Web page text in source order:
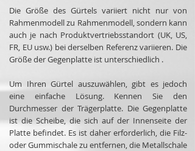
Die Größe des Gürtels variiert nicht nur von
Rahmenmodell zu Rahmenmodell, sondern kann
auch je nach Produktvertriebsstandort (UK, US,
FR, EU usw.) bei derselben Referenz variieren. Die
Größe der Gegenplatte ist unterschiedlich .
Um Ihren Gürtel auszuwählen, gibt es jedoch
eine einfache Lösung. Kennen Sie den
Durchmesser der Trägerplatte. Die Gegenplatte
ist die Scheibe, die sich auf der Innenseite der
Platte befindet. Es ist daher erforderlich, die Filz-
oder Gummischale zu entfernen, die Metallschale